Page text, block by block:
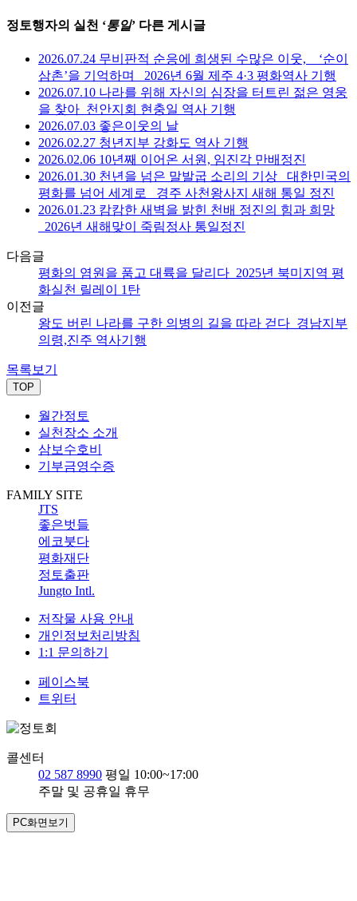
정토행자의 실천 ‘통일’ 다른 게시글
2026.07.24 무비판적 순응에 희생된 수많은 이웃, _ ‘순이
삼촌’을 기억하며 _2026년 6월 제주 4·3 평화역사 기행
2026.07.10 나라를 위해 자신의 심장을 터트린 젊은 영웅
을 찾아_천안지회 현충일 역사 기행
2026.07.03 좋은이웃의 날
2026.02.27 청년지부 강화도 역사 기행
2026.02.06 10년째 이어온 서원, 임진각 만배정진
2026.01.30 천년을 넘은 말발굽 소리의 기상 _대한민국의
평화를 넘어 세계로 _경주 사천왕사지 새해 통일 정진
2026.01.23 캄캄한 새벽을 밝힌 천배 정진의 힘과 희망
_2026년 새해맞이 죽림정사 통일정진
다음글
평화의 염원을 품고 대륙을 달리다_2025년 북미지역 평
화실천 릴레이 1탄
이전글
왕도 버린 나라를 구한 의병의 길을 따라 걷다_경남지부
의령,진주 역사기행
목록보기
TOP
월간정토
실천장소 소개
삼보수호비
기부금영수증
FAMILY SITE
JTS
좋은벗들
에코붓다
평화재단
정토출판
Jungto Intl.
저작물 사용 안내
개인정보처리방침
1:1 문의하기
페이스북
트위터
콜센터
02 587 8990 평일 10:00~17:00
주말 및 공휴일 휴무
PC화면보기